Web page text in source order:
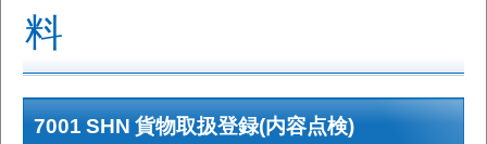
料
7001 SHN 貨物取扱登録(内容点検)